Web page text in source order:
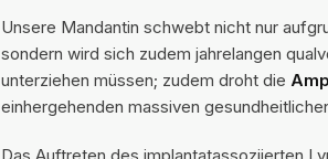
Unsere Mandantin schwebt nicht nur
sondern wird sich zudem jahrelangen
unterziehen müssen; zudem droht die
einhergehenden massiven